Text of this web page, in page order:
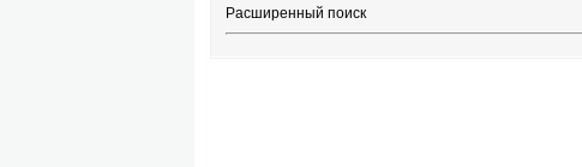
Расширенный поиск